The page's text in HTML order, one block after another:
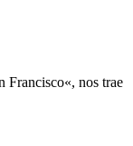
Francisco«, nos trae